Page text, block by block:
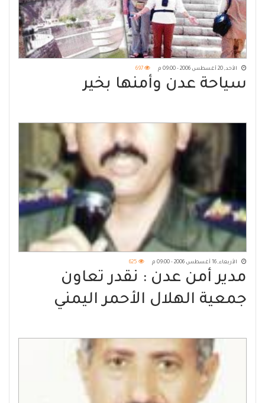
الأحد, 20 أغسطس 2006 - 09:00 م 697
سياحة عدن وأمنها بخير
الأربعاء, 16 أغسطس 2006 - 09:00 م 625
مدير أمن عدن : نقدر تعاون
جمعية الهلال الأحمر اليمني
منتسبي أمن عدن